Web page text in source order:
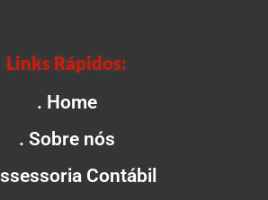
Links Rápidos:
. Home
. Sobre nós
Contábil